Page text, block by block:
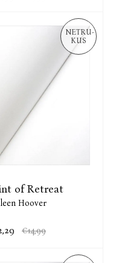
NETRU-
KUS
of Retreat
Hoover
€14,99